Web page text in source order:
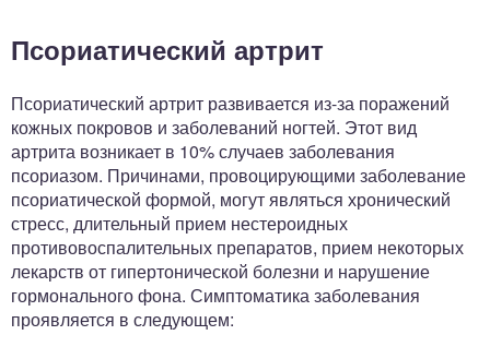
Псориатический артрит
Псориатический артрит развивается из-за поражений
кожных покровов и заболеваний ногтей. Этот вид
артрита возникает в 10% случаев заболевания
псориазом. Причинами, провоцирующими заболевание
псориатической формой, могут являться хронический
стресс, длительный прием нестероидных
противовоспалительных препаратов, прием некоторых
лекарств от гипертонической болезни и нарушение
гормонального фона. Симптоматика заболевания
проявляется в следующем: